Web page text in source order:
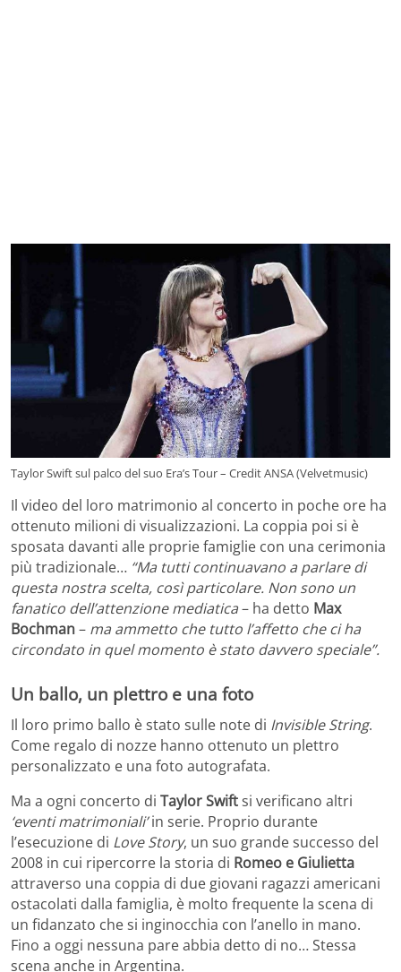
Taylor Swift sul palco del suo Era’s Tour – Credit ANSA (Velvetmusic)
Il video del loro matrimonio al concerto in poche ore ha
ottenuto milioni di visualizzazioni. La coppia poi si è
sposata davanti alle proprie famiglie con una cerimonia
più tradizionale… “Ma tutti continuavano a parlare di
questa nostra scelta, così particolare. Non sono un
fanatico dell’attenzione mediatica– ha detto Max
Bochman– ma ammetto che tutto l’affetto che ci ha
circondato in quel momento è stato davvero speciale”.
Un ballo, un plettro e una foto
Il loro primo ballo è stato sulle note di Invisible String.
Come regalo di nozze hanno ottenuto un plettro
personalizzato e una foto autografata.
Ma a ogni concerto di Taylor Swiftsi verificano altri
‘eventi matrimoniali’in serie. Proprio durante
l’esecuzione di Love Story, un suo grande successo del
2008 in cui ripercorre la storia di Romeo e Giulietta
attraverso una coppia di due giovani ragazzi americani
ostacolati dalla famiglia, è molto frequente la scena di
un fidanzato che si inginocchia con l’anello in mano.
Fino a oggi nessuna pare abbia detto di no… Stessa
scena anche in Argentina.